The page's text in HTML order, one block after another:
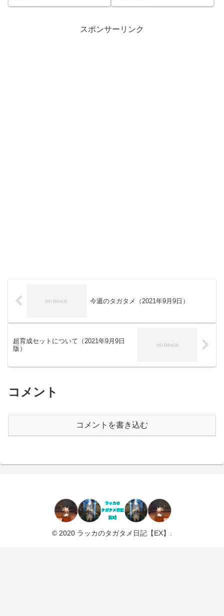
スポンサーリンク
今週のタガタメ（2021年9月9日）
超育成セットについて（2021年9月9日
版）
コメント
コメントを書き込む
© 2020 ラッカのタガタメ日記【EX】.